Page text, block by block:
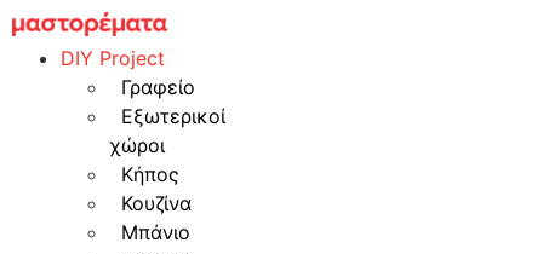
Skip
to
content
DIY Project
Γραφείο
Εξωτερικοί
χώροι
Κήπος
Κουζίνα
Μπάνιο